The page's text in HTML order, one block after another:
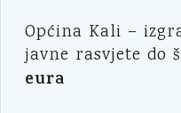
Općina Kali –
javne rasvjete do
eura